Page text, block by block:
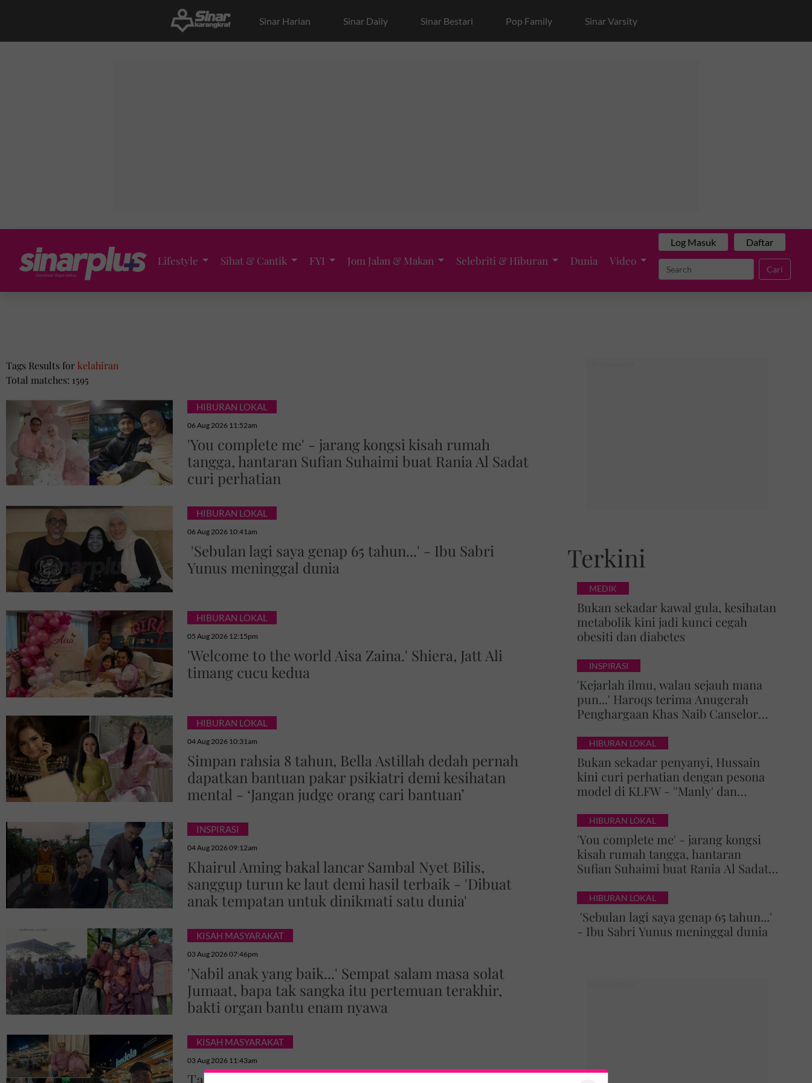
Sinar Harian Sinar Daily Sinar Bestari Pop Family Sinar Varsity
Lifestyle Sihat & Cantik FYI Jom Jalan & Makan Selebriti & Hiburan Dunia Video
Log Masuk Daftar
Cari
Tags Results for kelahiran
Total matches: 1595
HIBURAN LOKAL
06 Aug 2026 11:52am
'You complete me' - jarang kongsi kisah rumah
tangga, hantaran Sufian Suhaimi buat Rania Al Sadat
curi perhatian
HIBURAN LOKAL
06 Aug 2026 10:41am
'Sebulan lagi saya genap 65 tahun...' - Ibu Sabri
Yunus meninggal dunia
HIBURAN LOKAL
05 Aug 2026 12:15pm
'Welcome to the world Aisa Zaina.' Shiera, Jatt Ali
timang cucu kedua
HIBURAN LOKAL
04 Aug 2026 10:31am
Simpan rahsia 8 tahun, Bella Astillah dedah pernah
dapatkan bantuan pakar psikiatri demi kesihatan
mental - ‘Jangan judge orang cari bantuan’
INSPIRASI
04 Aug 2026 09:12am
Khairul Aming bakal lancar Sambal Nyet Bilis,
sanggup turun ke laut demi hasil terbaik - 'Dibuat
anak tempatan untuk dinikmati satu dunia'
KISAH MASYARAKAT
03 Aug 2026 07:46pm
'Nabil anak yang baik...' Sempat salam masa solat
Jumaat, bapa tak sangka itu pertemuan terakhir,
bakti organ bantu enam nyawa
KISAH MASYARAKAT
03 Aug 2026 11:43am
Tagline ‘Seganlah nak makan, nak rasa-rasa saja’
Terkini
MEDIK
Bukan sekadar kawal gula, kesihatan
metabolik kini jadi kunci cegah
obesiti dan diabetes
INSPIRASI
'Kejarlah ilmu, walau sejauh mana
pun...' Haroqs terima Anugerah
Penghargaan Khas Naib Canselor
HIBURAN LOKAL
Bukan sekadar penyanyi, Hussain
kini curi perhatian dengan pesona
model di KLFW - ''Manly' dan
HIBURAN LOKAL
'You complete me' - jarang kongsi
kisah rumah tangga, hantaran
Sufian Suhaimi buat Rania Al Sadat
HIBURAN LOKAL
'Sebulan lagi saya genap 65 tahun...'
- Ibu Sabri Yunus meninggal dunia